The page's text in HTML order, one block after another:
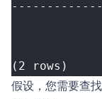
(2 rows)
假设，您需要查